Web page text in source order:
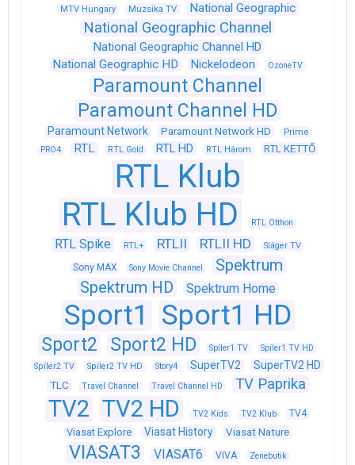
MTV Hungary
Muzsika TV National Geographic
National Geographic Channel
National Geographic Channel HD
National Geographic HD
Nickelodeon OzoneTV
Paramount Channel
Paramount Channel HD
Paramount Network Paramount Network HD Prime
PRO4 RTL RTL Gold RTL HD RTL Három RTL KETTŐ
RTL Klub
RTL Klub HD
RTL Otthon
RTL Spike RTL+ RTLII RTLII HD Sláger TV
Sony MAX Sony Movie Channel
Spektrum
Spektrum HD
Spektrum Home
Sport1 Sport1 HD
Sport2 Sport2 HD Spíler1 TV
Spíler1 TV HD
Spíler2 TV
Spíler2 TV HD Story4 SuperTV2 SuperTV2 HD
TLC Travel Channel Travel Channel HD TV Paprika
TV2 TV2 HD TV2 Kids TV2 Klub TV4
Viasat Explore Viasat History Viasat Nature
VIASAT3 VIASAT6 VIVA Zenebutik